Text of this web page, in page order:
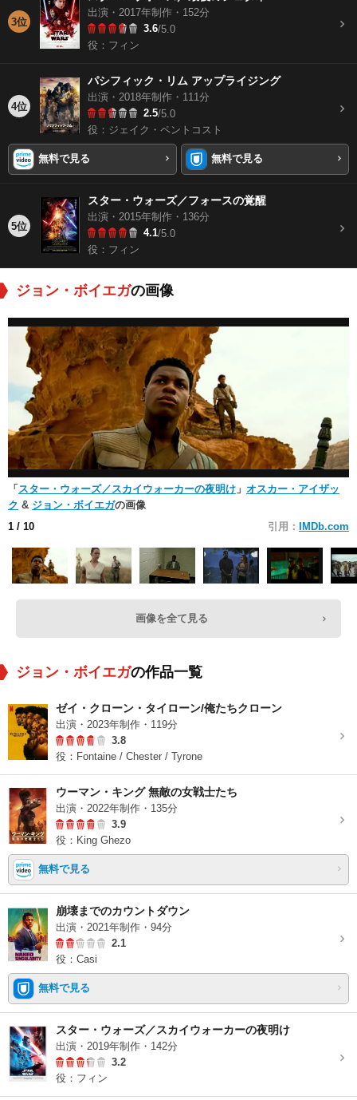
3位
出演・2017年制作・152分
3.6/5.0
役：フィン
4位
パシフィック・リム アップライジング
出演・2018年制作・111分
2.5/5.0
役：ジェイク・ペントコスト
無料で見る 無料で見る
5位
スター・ウォーズ／フォースの覚醒
出演・2015年制作・136分
4.1/5.0
役：フィン
ジョン・ボイエガの画像
「 スター・ウォーズ／スカイウォーカーの夜明け 」 オスカー・アイザッ
ク & ジョン・ボイエガの画像
1 / 10 引用： IMDb.com
画像を全て見る
ジョン・ボイエガの作品一覧
ゼイ・クローン・タイローン/俺たちクローン
出演・2023年制作・119分
3.8
役：Fontaine / Chester / Tyrone
ウーマン・キング 無敵の女戦士たち
出演・2022年制作・135分
3.9
役：King Ghezo
無料で見る
崩壊までのカウントダウン
出演・2021年制作・94分
2.1
役：Casi
無料で見る
スター・ウォーズ／スカイウォーカーの夜明け
出演・2019年制作・142分
3.2
役：フィン